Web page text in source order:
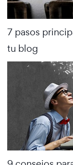
7 pasos
tu blog